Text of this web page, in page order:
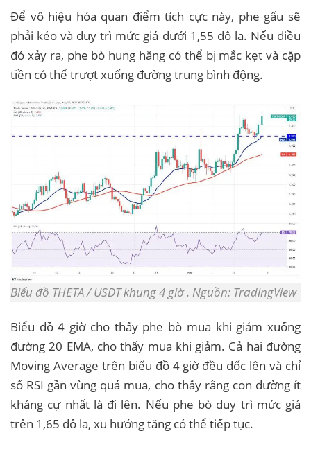
Để vô hiệu hóa quan điểm tích cực này, phe gấu sẽ
phải kéo và duy trì mức giá dưới 1,55 đô la. Nếu điều
đó xảy ra, phe bò hung hăng có thể bị mắc kẹt và cặp
tiền có thể trượt xuống đường trung bình động.
Biểu đồ THETA / USDT khung 4 giờ . Nguồn: TradingView
Biểu đồ 4 giờ cho thấy phe bò mua khi giảm xuống
đường 20 EMA, cho thấy mua khi giảm. Cả hai đường
Moving Average trên biểu đồ 4 giờ đều dốc lên và chỉ
số RSI gần vùng quá mua, cho thấy rằng con đường ít
kháng cự nhất là đi lên. Nếu phe bò duy trì mức giá
trên 1,65 đô la, xu hướng tăng có thể tiếp tục.